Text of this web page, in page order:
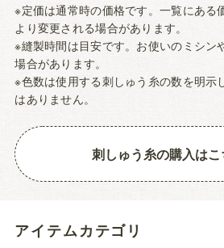
※定価は通常時の価格です。一覧にある
より変更される場合があります。
※縫製時間は目安です。お使いのミシン
場合があります。
※色数は使用する刺しゅう糸の数を明示
はありません。
刺しゅう糸の購入はこ
アイテムカテゴリ